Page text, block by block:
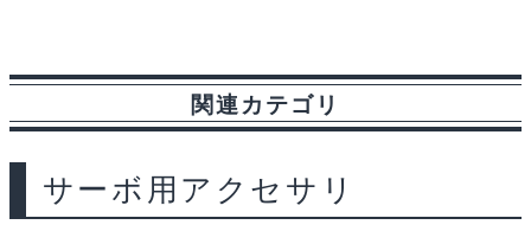
b
o
o
k
s
k
i
t
a
g
e
t l
関連カテゴリ
サーボ用アクセサリ